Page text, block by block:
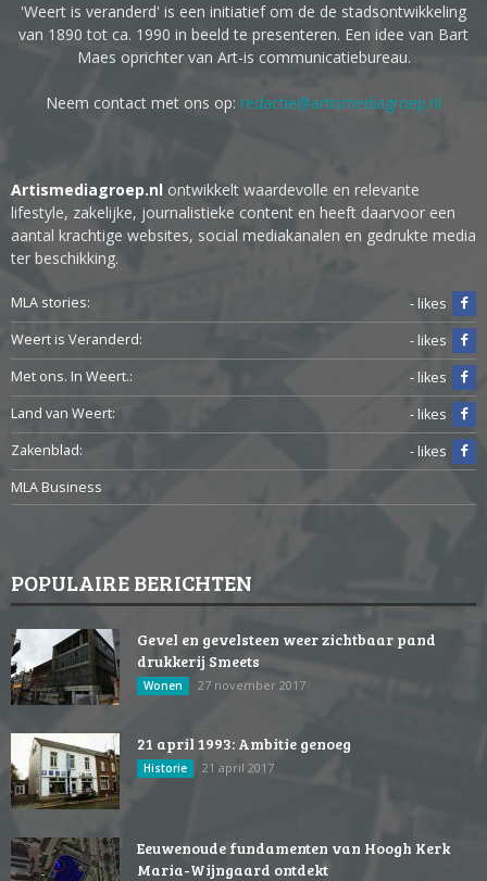
'Weert is veranderd' is een initiatief om de de stadsontwikkeling
van 1890 tot ca. 1990 in beeld te presenteren. Een idee van Bart
Maes oprichter van Art-is communicatiebureau.
Neem contact met ons op: redactie@artismediagroep.nl
Artismediagroep.nl ontwikkelt waardevolle en relevante
lifestyle, zakelijke, journalistieke content en heeft daarvoor een
aantal krachtige websites, social mediakanalen en gedrukte media
ter beschikking.
MLA stories:
- likes
Weert is Veranderd:
- likes
Met ons. In Weert.:
- likes
Land van Weert:
- likes
Zakenblad:
- likes
MLA Business
POPULAIRE BERICHTEN
Gevel en gevelsteen weer zichtbaar pand
drukkerij Smeets
Wonen 27 november 2017
21 april 1993: Ambitie genoeg
Historie 21 april 2017
Eeuwenoude fundamenten van Hoogh Kerk
Maria-Wijngaard ontdekt